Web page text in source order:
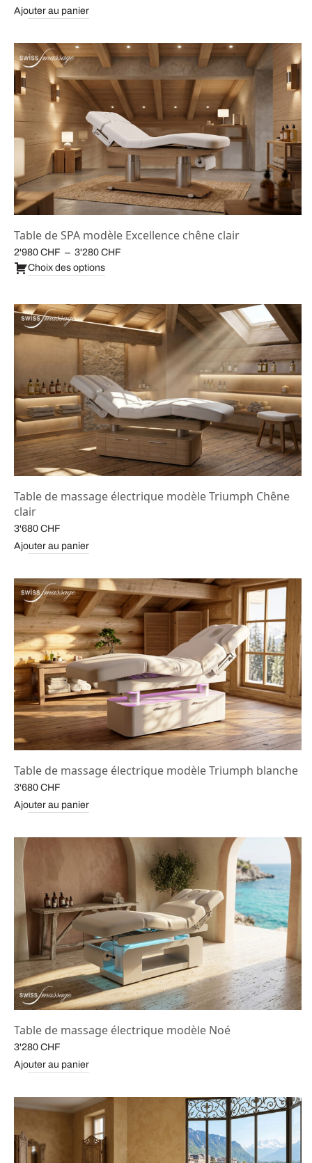
initial
était :
Ajouter au panier
Table de SPA modèle Excellence chêne clair
2'980 CHF – 3'280 CHF
3'280 CHF
Choix des options
Table de massage électrique modèle Triumph Chêne
clair
3'680 CHF
Ajouter au panier
Table de massage électrique modèle Triumph blanche
3'680 CHF
Ajouter au panier
Table de massage électrique modèle Noé
3'280 CHF
Ajouter au panier